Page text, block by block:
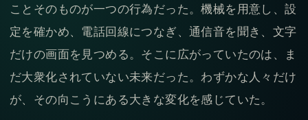
ことそのものが一つの行為だった。機械を用意し、設
定を確かめ、電話回線につなぎ、通信音を聞き、文字
だけの画面を見つめる。そこに広がっていたのは、ま
だ大衆化されていない未来だった。わずかな人々だけ
が、その向こうにある大きな変化を感じていた。